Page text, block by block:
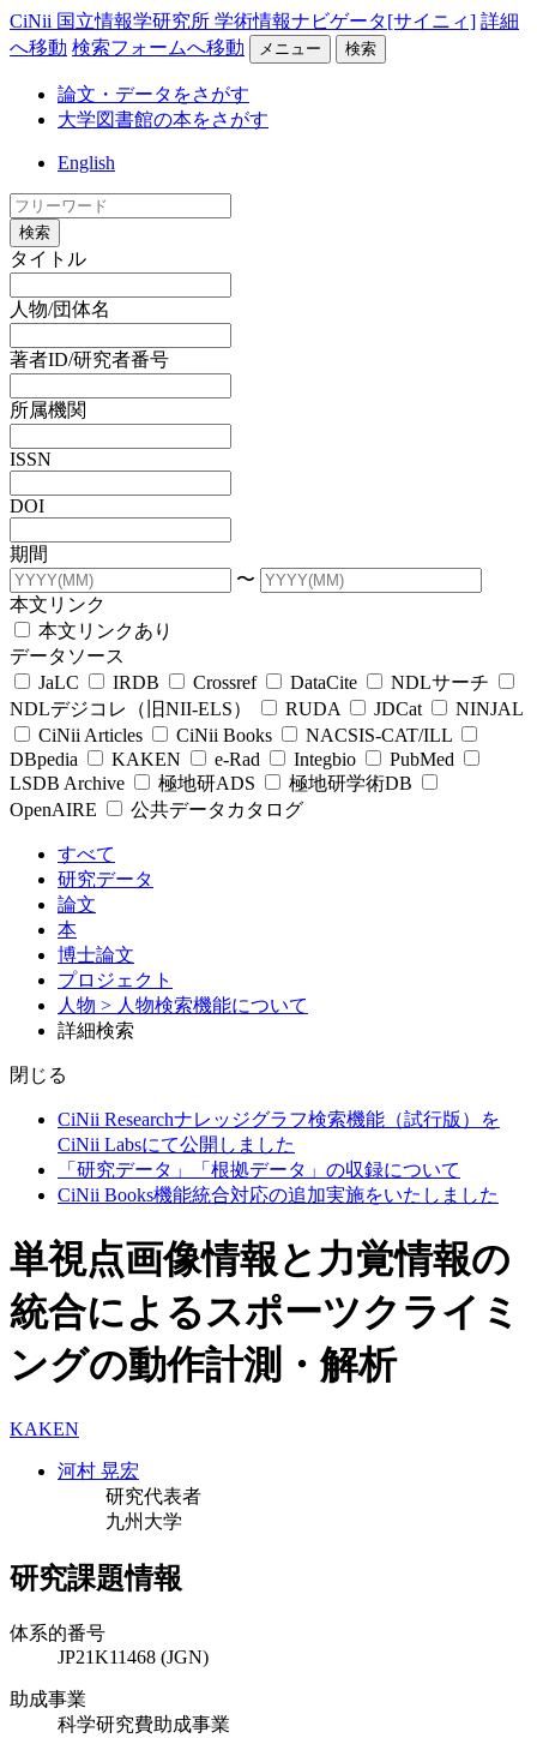
CiNii 国立情報学研究所 学術情報ナビゲータ[サイニィ] 詳細
へ移動 検索フォームへ移動 メニュー 検索
論文・データをさがす
大学図書館の本をさがす
English
検索
タイトル
人物/団体名
著者ID/研究者番号
所属機関
ISSN
DOI
期間
〜
本文リンク
本文リンクあり
データソース
JaLC
IRDB Crossref DataCite
NDLサーチ
NDLデジコレ（旧NII-ELS）
RUDA JDCat
NINJAL
CiNii Articles
CiNii Books
NACSIS-CAT/ILL
DBpedia
KAKEN e-Rad Integbio
PubMed
LSDB Archive
極地研ADS
極地研学術DB
OpenAIRE
公共データカタログ
すべて
研究データ
論文
本
博士論文
プロジェクト
人物 > 人物検索機能について
詳細検索
閉じる
CiNii Researchナレッジグラフ検索機能（試行版）を
CiNii Labsにて公開しました
「研究データ」「根拠データ」の収録について
CiNii Books機能統合対応の追加実施をいたしました
単視点画像情報と力覚情報の
統合によるスポーツクライミ
ングの動作計測・解析
KAKEN
河村 晃宏
研究代表者
九州大学
研究課題情報
体系的番号
JP21K11468 (JGN)
助成事業
科学研究費助成事業